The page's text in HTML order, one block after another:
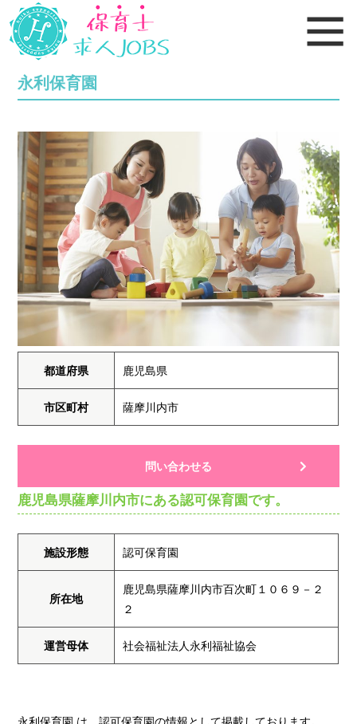
永利保育園
都道府県 鹿児島県
市区町村 薩摩川内市
問い合わせる
鹿児島県薩摩川内市にある認可保育園です。
施設形態 認可保育園
所在地
鹿児島県薩摩川内市百次町１０６９－２
２
運営母体 社会福祉法人永利福祉協会
永利保育園 は、認可保育園の情報として掲載しております。